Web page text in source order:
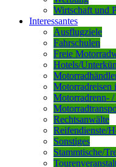
Wirtschaft und
Interessantes
Ausflugziele
Fahrschulen
Freie
Hotels/
Motorradreisen
Motorradrenn-
Rechtsanwälte
Reifendienste/
Sonstiges
Stammtische/